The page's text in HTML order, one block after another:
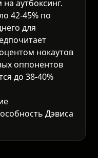
аутбоксинг.
42-45% по
для
нокаутов
оппонентов
до 38-40%
Дэвиса
и footwork